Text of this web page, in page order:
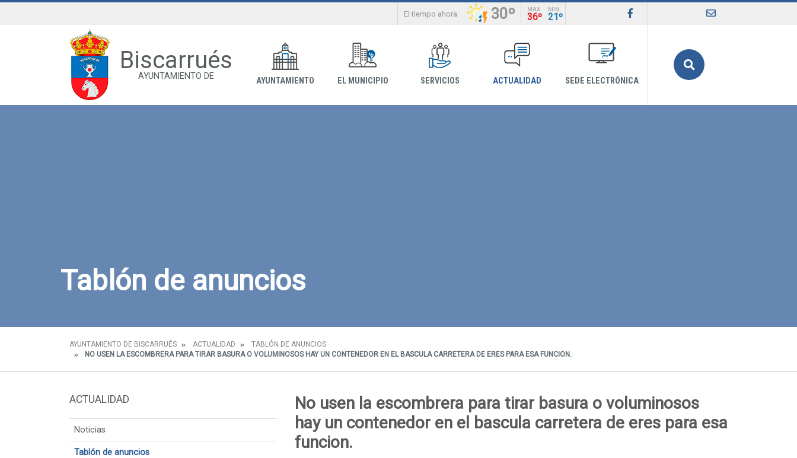
El tiempo ahora 30º MAX
36º
MIN
21º
Biscarrués
AYUNTAMIENTO DE AYUNTAMIENTO EL MUNICIPIO SERVICIOS ACTUALIDAD SEDE ELECTRÓNICA
Tablón de anuncios
AYUNTAMIENTO DE BISCARRUÉS ACTUALIDAD
TABLÓN DE ANUNCIOS
NO USEN LA ESCOMBRERA PARA TIRAR BASURA O VOLUMINOSOS HAY UN CONTENEDOR EN EL BASCULA CARRETERA DE ERES PARA ESA FUNCION.
ACTUALIDAD
Noticias
Tablón de anuncios
No usen la escombrera para tirar basura o voluminosos
hay un contenedor en el bascula carretera de eres para esa
funcion.